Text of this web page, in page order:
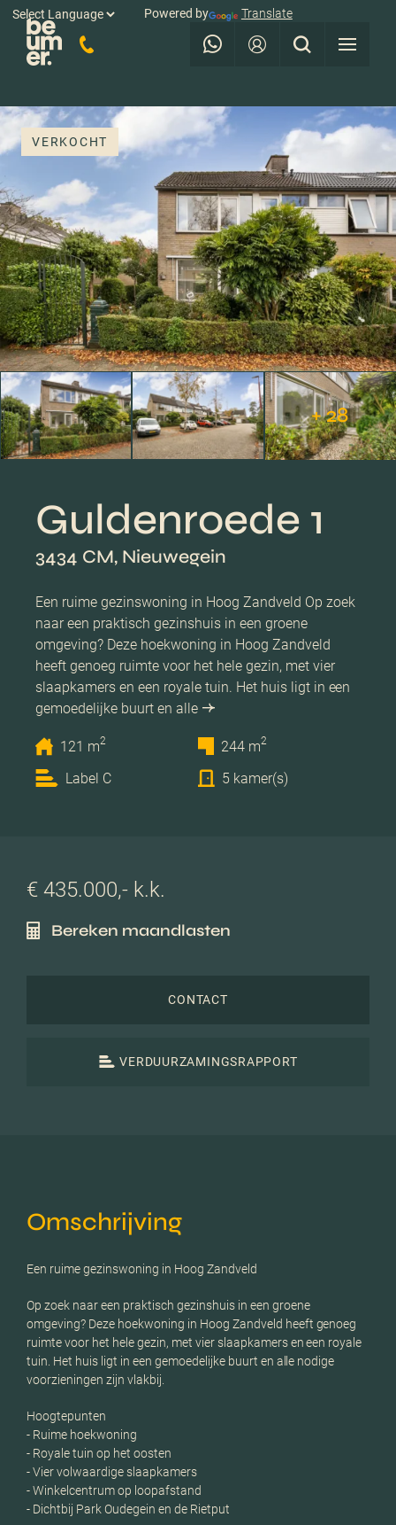
Powered by Translate
VERKOCHT
+ 28
Guldenroede 1
3434 CM, Nieuwegein
Een ruime gezinswoning in Hoog Zandveld Op zoek
naar een praktisch gezinshuis in een groene
omgeving? Deze hoekwoning in Hoog Zandveld
heeft genoeg ruimte voor het hele gezin, met vier
slaapkamers en een royale tuin. Het huis ligt in een
gemoedelijke buurt en alle
121 m2 244 m2
Label C 5 kamer(s)
€ 435.000,- k.k.
Bereken maandlasten
CONTACT
VERDUURZAMINGSRAPPORT
Omschrijving
Een ruime gezinswoning in Hoog Zandveld
Op zoek naar een praktisch gezinshuis in een groene
omgeving? Deze hoekwoning in Hoog Zandveld heeft genoeg
ruimte voor het hele gezin, met vier slaapkamers en een royale
tuin. Het huis ligt in een gemoedelijke buurt en alle nodige
voorzieningen zijn vlakbij.
Hoogtepunten
- Ruime hoekwoning
- Royale tuin op het oosten
- Vier volwaardige slaapkamers
- Winkelcentrum op loopafstand
- Dichtbij Park Oudegein en de Rietput